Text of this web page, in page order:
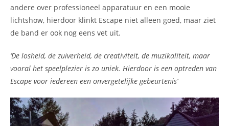
andere over professioneel apparatuur en een mooie
lichtshow, hierdoor klinkt Escape niet alleen goed, maar ziet
de band er ook nog eens vet uit.
‘De losheid, de zuiverheid, de creativiteit, de muzikaliteit, maar
vooral het speelplezier is zo uniek. Hierdoor is een optreden van
Escape voor iedereen een onvergetelijke gebeurtenis’